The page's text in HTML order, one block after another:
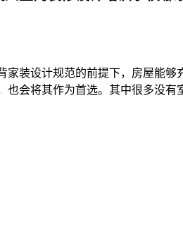
家装设计规范的前提下，房屋能
会将其作为首选。其中很多没